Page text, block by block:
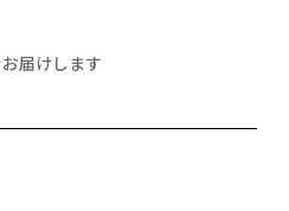
届けします